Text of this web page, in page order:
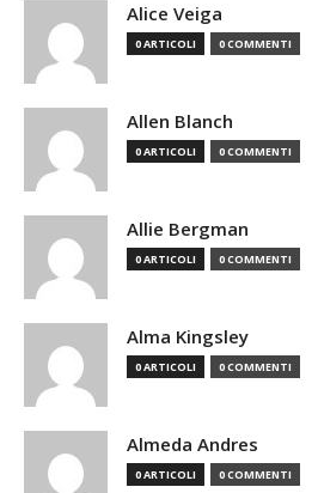
Alice Veiga
0 ARTICOLI 0 COMMENTI
Allen Blanch
0 ARTICOLI 0 COMMENTI
Allie Bergman
0 ARTICOLI 0 COMMENTI
Alma Kingsley
0 ARTICOLI 0 COMMENTI
Almeda Andres
0 ARTICOLI 0 COMMENTI